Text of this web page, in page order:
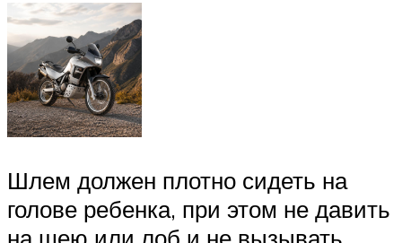
Шлем должен плотно сидеть на
голове ребенка, при этом не давить